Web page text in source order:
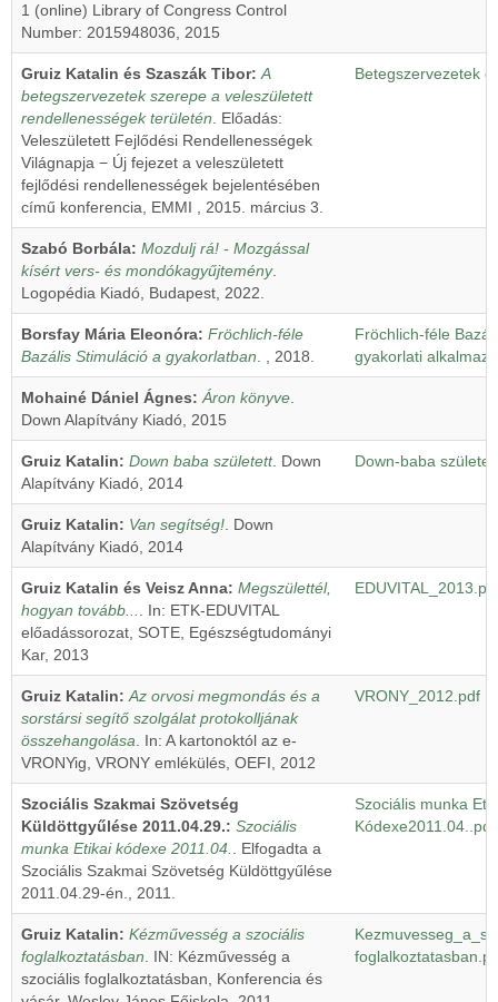
1 (online) Library of Congress Control
Number: 2015948036, 2015
Gruiz Katalin és Szaszák Tibor: A
betegszervezetek szerepe a veleszületett
rendellenességek területén . Előadás:
Veleszületett Fejlődési Rendellenességek
Világnapja − Új fejezet a veleszületett
fejlődési rendellenességek bejelentésében
című konferencia, EMMI , 2015. március 3.
Betegszervezetek
Szabó Borbála: Mozdulj rá! - Mozgással
kísért vers- és mondókagyűjtemény.
Logopédia Kiadó, Budapest, 2022.
Borsfay Mária Eleonóra: Fröchlich-féle
Bazális Stimuláció a gyakorlatban . , 2018.
Fröchlich-féle
gyakorlati
Mohainé Dániel Ágnes: Áron könyve
Down Alapítvány Kiadó, 2015
Gruiz Katalin: Down baba született. Down
Alapítvány Kiadó, 2014
Down-baba
Gruiz Katalin: Van segítség! . Down
Alapítvány Kiadó, 2014
Gruiz Katalin és Veisz Anna: Megszülettél,
hogyan tovább...
. In: ETK-EDUVITAL
előadássorozat, SOTE, Egészségtudományi
Kar, 2013
Gruiz Katalin: Az orvosi megmondás és a
sorstársi segítő szolgálat protokolljának
összehangolása . In: A kartonoktól az e-
VRONYig, VRONY emlékülés, OEFI, 2012
VRONY_2012.pdf
Szociális Szakmai Szövetség
Küldöttgyűlése 2011.04.29.: Szociális
munka Etikai kódexe 2011.04.
. Elfogadta a
Szociális Szakmai Szövetség Küldöttgyűlése
2011.04.29-én., 2011.
Szociális munka
Kódexe2011.04..pdf
Gruiz Katalin: Kézművesség a szociális
foglalkoztatásban . IN: Kézművesség a
szociális foglalkoztatásban, Konferencia és